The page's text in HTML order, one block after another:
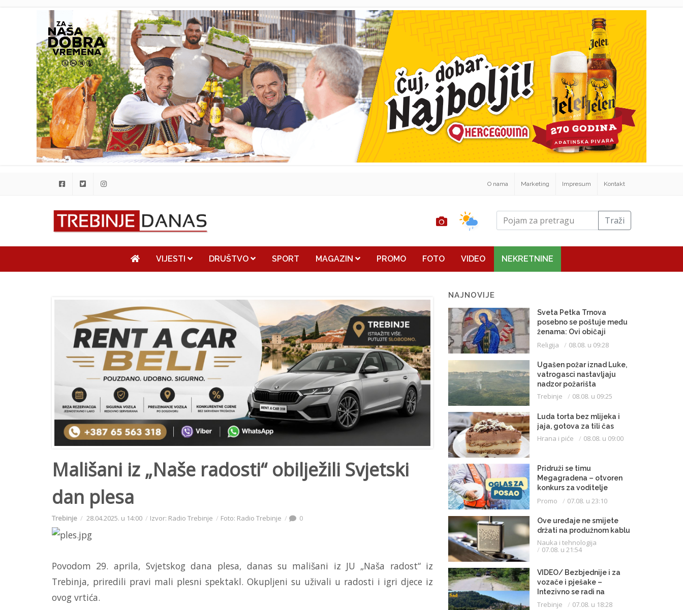
O nama Marketing Impresum Kontakt
Traži
VIJESTI DRUŠTVO SPORT MAGAZIN PROMO FOTO VIDEO NEKRETNINE
Mališani iz „Naše radosti“ obilježili Svjetski
dan plesa
Trebinje 28.04.2025. u 14:00 Izvor: Radio Trebinje Foto: Radio Trebinje 0
Povodom 29. aprila, Svjetskog dana plesa, danas su mališani iz JU „Naša radost“ iz
Trebinja, priredili pravi mali plesni spektakl. Okupljeni su uživali u radosti i igri djece iz
ovog vrtića.
NAJNOVIJE
Sveta Petka Trnova
posebno se poštuje među
ženama: Ovi običaji
vijekovima se čuvaju
Religija 08.08. u 09:28
Ugašen požar iznad Luke,
vatrogasci nastavljaju
nadzor požarišta
Trebinje 08.08. u 09:25
Luda torta bez mlijeka i
jaja, gotova za tili čas
Hrana i piće 08.08. u 09:00
Pridruži se timu
Megagradena – otvoren
konkurs za voditelje
gradilišta
Promo 07.08. u 23:10
Ove uređaje ne smijete
držati na produžnom kablu
Nauka i tehnologija
07.08. u 21:54
VIDEO/ Bezbjednije i za
vozače i pješake –
Intezivno se radi na
proširenju saobraćajnice
Trebinje 07.08. u 18:28